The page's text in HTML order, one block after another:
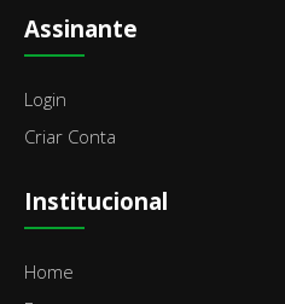
Assinante
Login
Criar Conta
Institucional
Home